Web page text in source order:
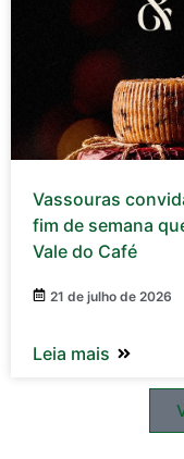
Vassouras
fim de semana
Vale do Café
21 de julho de 2026
Leia mais